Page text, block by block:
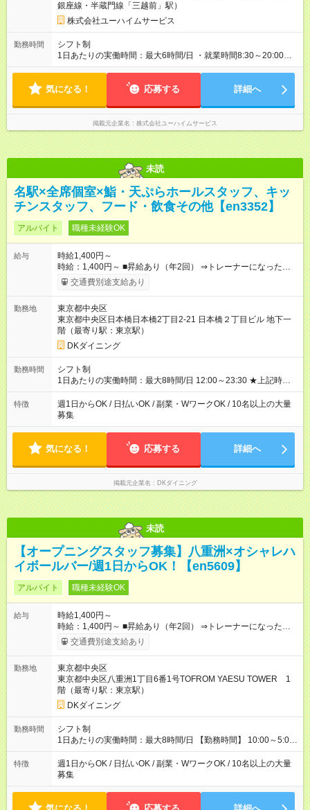
銀座線・半蔵門線「三越前」駅）
株式会社ユーハイムサービス
勤務時間
シフト制
1日あたりの実働時間：最大6時間/日 ・就業時間8:30～20:00の
間の6時間
気になる！ 応募する 詳細へ
掲載元企業名 株式会社ユーハイムサービス
未読
名駅×全席個室×鮨・天ぷらホールスタッフ、キッ
チンスタッフ、フード・飲食その他【en3352】
アルバイト 職種未経験OK
給与
時給1,400円～
時給：1,400円～ ■昇給あり（年2回） ⇒トレーナーになった
ら… 通常時給+300円！！ ■高校生同時給 ■研修時給なし ■食
事補助あり ⇒1食200円 ■友人紹介制度あり ⇒最大3万円支給(※
交通費別途支給あり
勤務地
東京都中央区
東京都中央区日本橋日本橋2丁目2-21 日本橋２丁目ビル 地下一
階（最寄り駅：東京駅）
DKダイニング
勤務時間
シフト制
1日あたりの実働時間：最大8時間/日 12:00～23:30 ★上記時間
から1日3h～OK ★週1日～OK◎ ※勤務時間の変動の可能性あり
※22時以降勤務は18歳以上(法令による) ■自由シフト制
特徴
週1日からOK / 日払いOK / 副業・WワークOK / 10名以上の大量
募集
気になる！ 応募する 詳細へ
掲載元企業名 DKダイニング
未読
【オープニングスタッフ募集】八重洲×オシャレハ
イボールバー/週1日からOK！【en5609】
アルバイト 職種未経験OK
給与
時給1,400円～
時給：1,400円～ ■昇給あり（年2回） ⇒トレーナーになった
ら… 通常時給+300円！！ ■食事補助あり◎ ■友人紹介制度あ
り ⇒最大3万円支給 ■高校生時給 ⇒通常時給より変更なし ■研修
25％UP↑ 【試用期間】試用期間なし
交通費別途支給あり
勤務地
東京都中央区
東京都中央区八重洲1丁目6番1号TOFROM YAESU TOWER 1
階（最寄り駅：東京駅）
DKダイニング
勤務時間
シフト制
1日あたりの実働時間：最大8時間/日 【勤務時間】 10:00～5:00
※上記時間から1日3時間～/週1日～OK◎ ※22時以降勤務は、18
歳以上(法令による) ■自由シフト制
特徴
週1日からOK / 日払いOK / 副業・WワークOK / 10名以上の大量
募集